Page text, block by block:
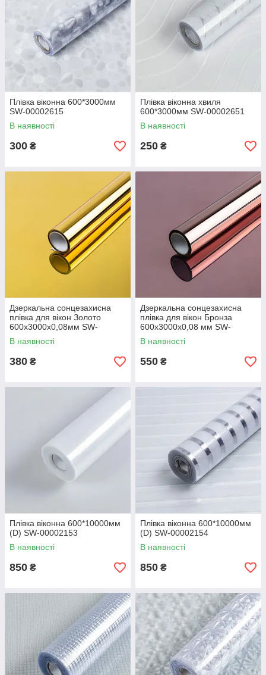
Плівка віконна 600*3000мм
SW-00002615
В наявності
300 ₴
Плівка віконна хвиля
600*3000мм SW-00002651
В наявності
250 ₴
Дзеркальна сонцезахисна
плівка для вікон Золото
600х3000х0,08мм SW-
00002720
В наявності
380 ₴
Дзеркальна сонцезахисна
плівка для вікон Бронза
600х3000х0,08 мм SW-
00002721
В наявності
550 ₴
Плівка віконна 600*10000мм
(D) SW-00002153
В наявності
850 ₴
Плівка віконна 600*10000мм
(D) SW-00002154
В наявності
850 ₴